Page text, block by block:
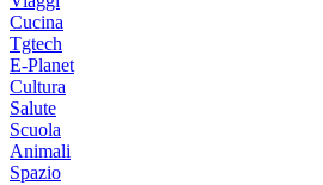
Cucina
Tgtech
E-Planet
Cultura
Salute
Scuola
Animali
Spazio